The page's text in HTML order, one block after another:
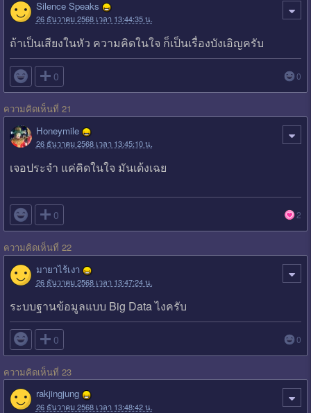
Silence Speaks
26 ธันวาคม 2568 เวลา 13:44:35 น.
ถ้าเป็นเสียงในหัว ความคิดในใจ ก็เป็นเรื่องบังเอิญครับ
 0 0
ความคิดเห็นที่ 21
Honeymile
26 ธันวาคม 2568 เวลา 13:45:10 น.
เจอประจำ แค่คิดในใจ มันเด้งเฉย
 0 2
ความคิดเห็นที่ 22
มายาไร้เงา
26 ธันวาคม 2568 เวลา 13:47:24 น.
ระบบฐานข้อมูลแบบ Big Data ไงครับ
 0 0
ความคิดเห็นที่ 23
rakjingjung
26 ธันวาคม 2568 เวลา 13:48:42 น.